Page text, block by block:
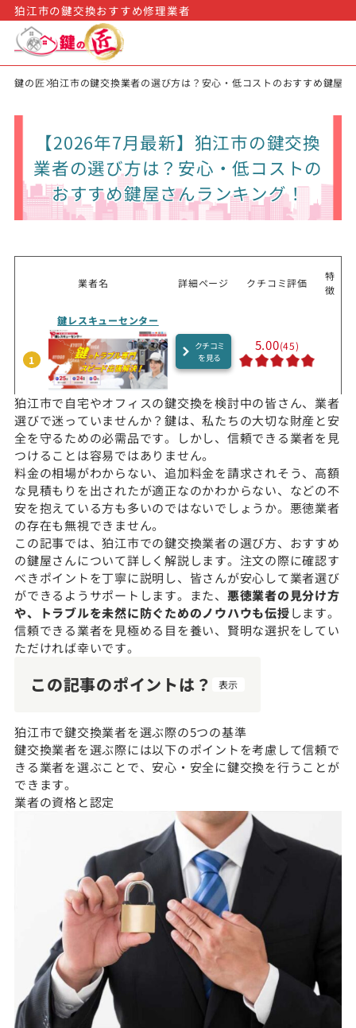
狛江市の鍵交換おすすめ修理業者
鍵の匠 狛江市の鍵交換業者の選び方は？安心・低コストのおすすめ鍵屋
【2026年7月最新】狛江市の鍵交換
業者の選び方は？安心・低コストの
おすすめ鍵屋さんランキング！
業者名 詳細ページ クチコミ評価
特
徴
1
鍵レスキューセンター
クチコミ
を見る
5.00(45)
狛江市で自宅やオフィスの鍵交換を検討中の皆さん、業者
選びで迷っていませんか？鍵は、私たちの大切な財産と安
全を守るための必需品です。しかし、信頼できる業者を見
つけることは容易ではありません。
料金の相場がわからない、追加料金を請求されそう、高額
な見積もりを出されたが適正なのかわからない、などの不
安を抱えている方も多いのではないでしょうか。悪徳業者
の存在も無視できません。
この記事では、狛江市での鍵交換業者の選び方、おすすめ
の鍵屋さんについて詳しく解説します。注文の際に確認す
べきポイントを丁寧に説明し、皆さんが安心して業者選び
ができるようサポートします。また、 悪徳業者の見分け方
や、トラブルを未然に防ぐためのノウハウも伝授します。
信頼できる業者を見極める目を養い、賢明な選択をしてい
ただければ幸いです。
この記事のポイントは？ 表示
狛江市で鍵交換業者を選ぶ際の5つの基準
鍵交換業者を選ぶ際には以下のポイントを考慮して信頼で
きる業者を選ぶことで、安心・安全に鍵交換を行うことが
できます。
業者の資格と認定